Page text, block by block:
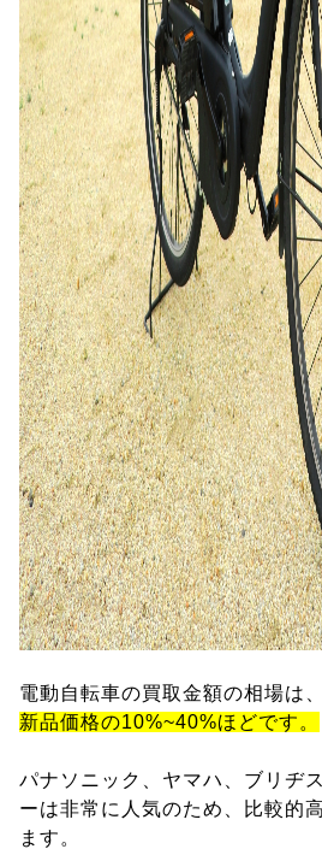
電動自転車の買取金額の相場は
新品価格の10%~40%ほどです。
パナソニック、ヤマハ、ブリヂ
ーは非常に人気のため、比較的
ます。